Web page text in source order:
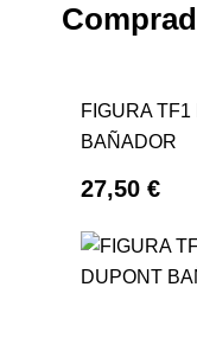
FIGURA
BAÑADOR
27,50 €